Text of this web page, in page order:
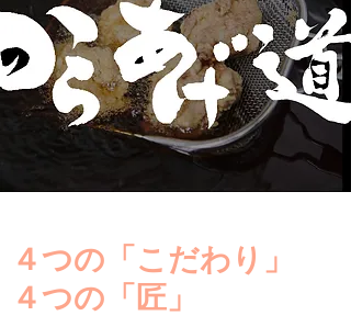
４つの「こだわり」
４つの「匠」